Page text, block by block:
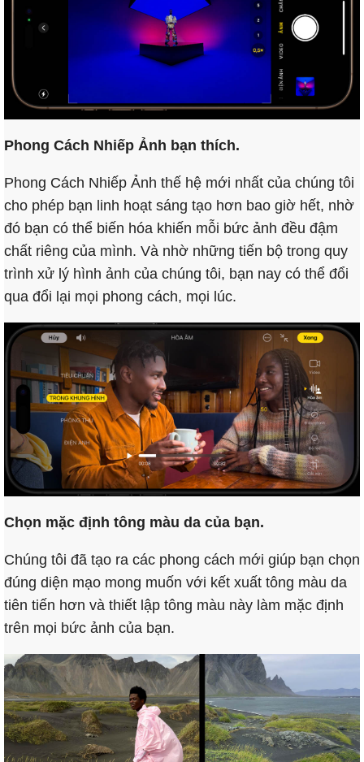
Phong Cách Nhiếp Ảnh bạn thích.
Phong Cách Nhiếp Ảnh thế hệ mới nhất của chúng tôi
cho phép bạn linh hoạt sáng tạo hơn bao giờ hết, nhờ
đó bạn có thể biến hóa khiến mỗi bức ảnh đều đậm
chất riêng của mình. Và nhờ những tiến bộ trong quy
trình xử lý hình ảnh của chúng tôi, bạn nay có thể đổi
qua đổi lại mọi phong cách, mọi lúc.
Chọn mặc định tông màu da của bạn.
Chúng tôi đã tạo ra các phong cách mới giúp bạn chọn
đúng diện mạo mong muốn với kết xuất tông màu da
tiên tiến hơn và thiết lập tông màu này làm mặc định
trên mọi bức ảnh của bạn.